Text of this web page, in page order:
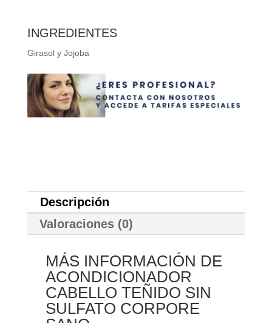
INGREDIENTES
Girasol y Jojoba
Descripción
Valoraciones (0)
MÁS INFORMACIÓN DE
ACONDICIONADOR
CABELLO TEÑIDO SIN
SULFATO CORPORE